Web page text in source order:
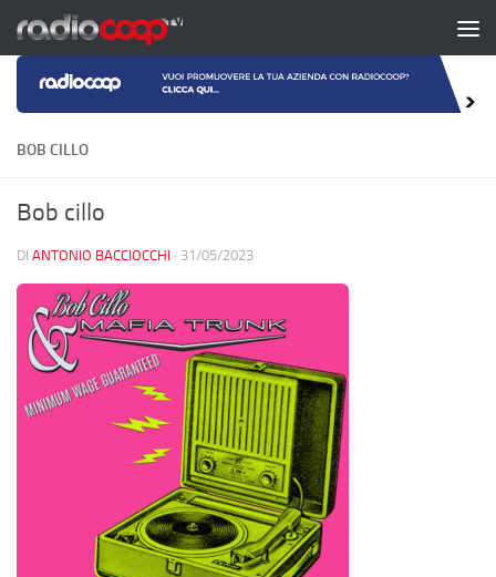
Salta al contenuto
BOB CILLO
Bob cillo
DI ANTONIO BACCIOCCHI · 31/05/2023